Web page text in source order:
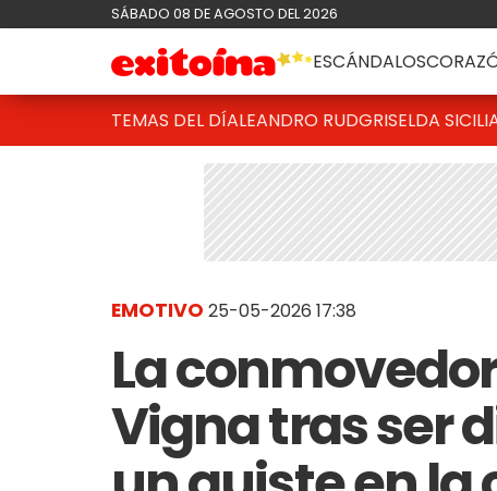
SÁBADO 08 DE AGOSTO DEL 2026
ESCÁNDALOS
TEMAS DEL DÍALEANDRO RUDGRISELDA
EMOTIVO 25-05-2026 17:38
La
Vigna tras ser